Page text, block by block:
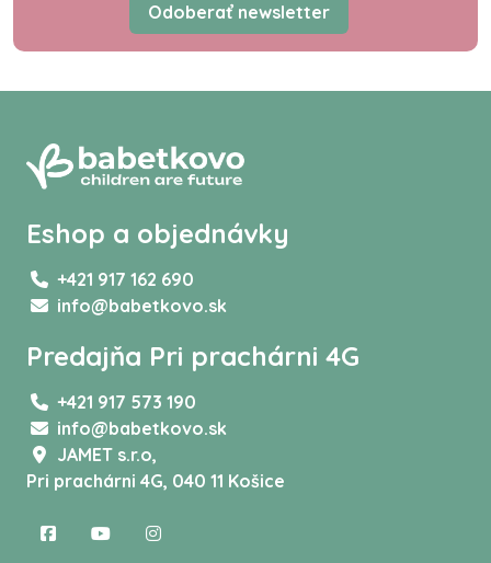
Odoberať newsletter
Eshop a objednávky
+421 917 162 690
info@babetkovo.sk
Predajňa Pri prachárni 4G
+421 917 573 190
info@babetkovo.sk
JAMET s.r.o,
Pri prachárni 4G, 040 11 Košice